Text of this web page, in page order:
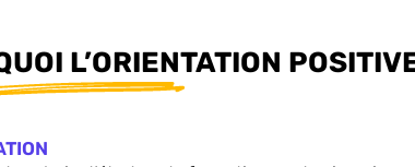
L’ORIENTATION